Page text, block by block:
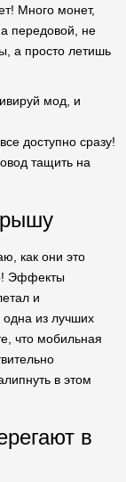
Много монет,
передовой, не
а просто летишь
мод, и
доступно сразу!
тащить на
как они это
Эффекты
и
одна из лучших
что мобильная
в этом
в